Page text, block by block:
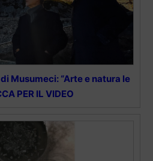
Musumeci: “Arte e natura le
PER IL VIDEO